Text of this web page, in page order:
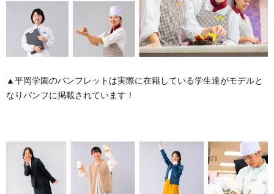
▲平岡学園のパンフレットは実際に在籍している学生達がモデルと
なりパンフに掲載されています！